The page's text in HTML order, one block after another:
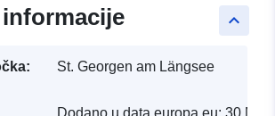
keyboard_arrow_up
St. Georgen am Längsee